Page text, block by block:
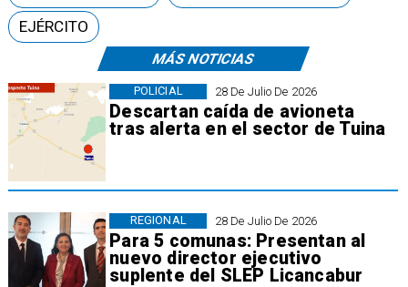
MÁS NOTICIAS
28 De Julio De 2026
Descartan caída de avioneta
tras alerta en el sector de Tuina
POLICIAL
28 De Julio De 2026
Para 5 comunas: Presentan al
nuevo director ejecutivo
suplente del SLEP Licancabur
REGIONAL
EJÉRCITO